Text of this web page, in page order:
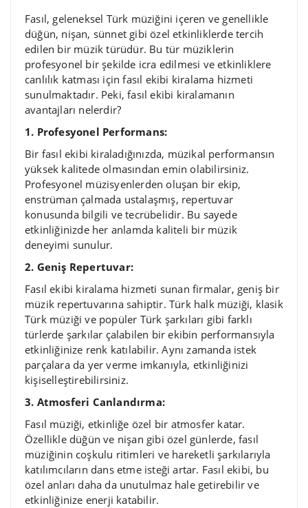
Fasıl, geleneksel Türk müziğini içeren ve genellikle
düğün, nişan, sünnet gibi özel etkinliklerde tercih
edilen bir müzik türüdür. Bu tür müziklerin
profesyonel bir şekilde icra edilmesi ve etkinliklere
canlılık katması için fasıl ekibi kiralama hizmeti
sunulmaktadır. Peki, fasıl ekibi kiralamanın
avantajları nelerdir?
1. Profesyonel Performans:
Bir fasıl ekibi kiraladığınızda, müzikal performansın
yüksek kalitede olmasından emin olabilirsiniz.
Profesyonel müzisyenlerden oluşan bir ekip,
enstrüman çalmada ustalaşmış, repertuvar
konusunda bilgili ve tecrübelidir. Bu sayede
etkinliğinizde her anlamda kaliteli bir müzik
deneyimi sunulur.
2. Geniş Repertuvar:
Fasıl ekibi kiralama hizmeti sunan firmalar, geniş bir
müzik repertuvarına sahiptir. Türk halk müziği, klasik
Türk müziği ve popüler Türk şarkıları gibi farklı
türlerde şarkılar çalabilen bir ekibin performansıyla
etkinliğinize renk katılabilir. Aynı zamanda istek
parçalara da yer verme imkanıyla, etkinliğinizi
kişiselleştirebilirsiniz.
3. Atmosferi Canlandırma:
Fasıl müziği, etkinliğe özel bir atmosfer katar.
Özellikle düğün ve nişan gibi özel günlerde, fasıl
müziğinin coşkulu ritimleri ve hareketli şarkılarıyla
katılımcıların dans etme isteği artar. Fasıl ekibi, bu
özel anları daha da unutulmaz hale getirebilir ve
etkinliğinize enerji katabilir.